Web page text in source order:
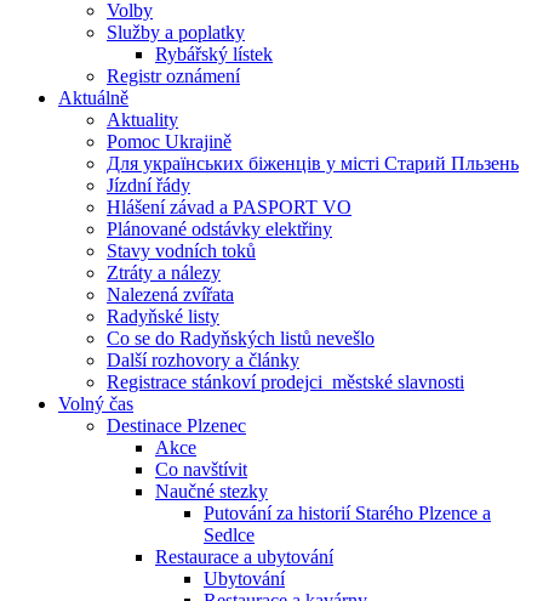
Volby
Služby a poplatky
Rybářský lístek
Registr oznámení
Aktuálně
Aktuality
Pomoc Ukrajině
Для українських біженців у місті Старий Пльзень
Jízdní řády
Hlášení závad a PASPORT VO
Plánované odstávky elektřiny
Stavy vodních toků
Ztráty a nálezy
Nalezená zvířata
Radyňské listy
Co se do Radyňských listů nevešlo
Další rozhovory a články
Registrace stánkoví prodejci_městské slavnosti
Volný čas
Destinace Plzenec
Akce
Co navštívit
Naučné stezky
Putování za historií Starého Plzence a
Sedlce
Restaurace a ubytování
Ubytování